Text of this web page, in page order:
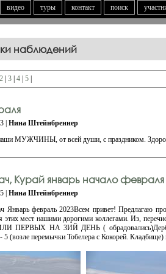
видео туры контакт поиск
наблюдений
2 3 4 5
| Нина Штейнбреннер
МУЖЧИНЫ, от всей души, с праздником.
Курай январь начало февраля
| Нина Штейнбреннер
Январь февраль 2023Всем привет! Предлагаю
этих мест нашими дорогими коллегами. Из,
ПЕРВЫХ НА 3ИЙ ДЕНЬ (
5 (возле перемычки Тобелера с Кокорей.